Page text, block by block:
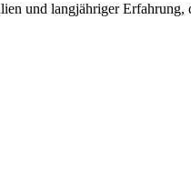
und langjähriger Erfahrung,